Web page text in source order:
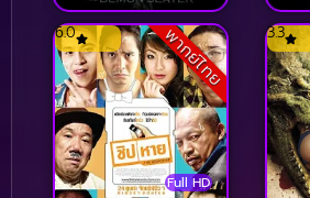
พากย์ไทย
Full HD
6.0 3.3